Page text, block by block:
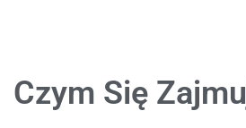
Czym Się